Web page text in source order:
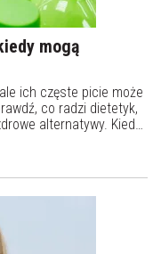
mogą
ich częste picie może
co radzi dietetyk,
alternatywy. Kiedy